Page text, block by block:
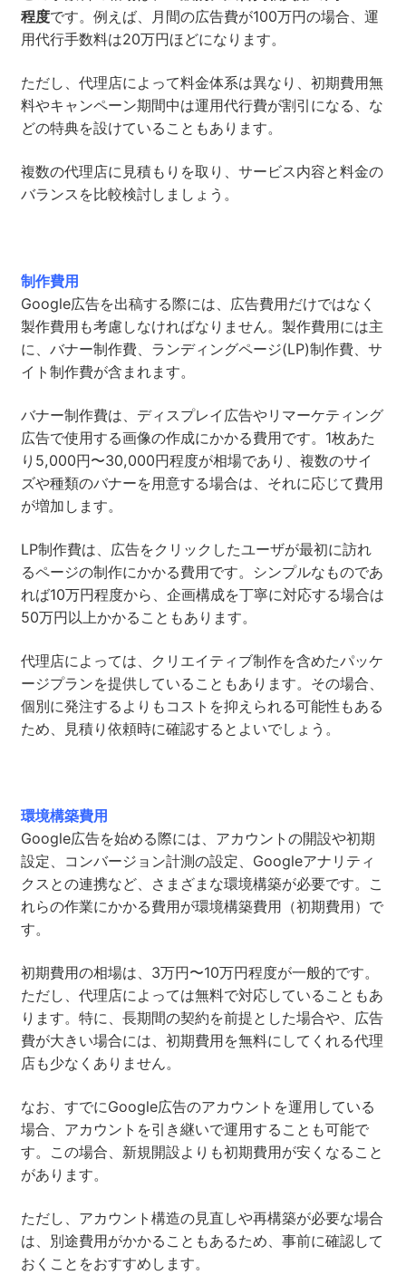
程度です。例えば、月間の広告費が100万円の場合、運
用代行手数料は20万円ほどになります。
ただし、代理店によって料金体系は異なり、初期費用無
料やキャンペーン期間中は運用代行費が割引になる、な
どの特典を設けていることもあります。
複数の代理店に見積もりを取り、サービス内容と料金の
バランスを比較検討しましょう。
制作費用
Google広告を出稿する際には、広告費用だけではなく
製作費用も考慮しなければなりません。製作費用には主
に、バナー制作費、ランディングページ(LP)制作費、サ
イト制作費が含まれます。
バナー制作費は、ディスプレイ広告やリマーケティング
広告で使用する画像の作成にかかる費用です。1枚あた
り5,000円〜30,000円程度が相場であり、複数のサイ
ズや種類のバナーを用意する場合は、それに応じて費用
が増加します。
LP制作費は、広告をクリックしたユーザが最初に訪れ
るページの制作にかかる費用です。シンプルなものであ
れば10万円程度から、企画構成を丁寧に対応する場合は
50万円以上かかることもあります。
代理店によっては、クリエイティブ制作を含めたパッケ
ージプランを提供していることもあります。その場合、
個別に発注するよりもコストを抑えられる可能性もある
ため、見積り依頼時に確認するとよいでしょう。
環境構築費用
Google広告を始める際には、アカウントの開設や初期
設定、コンバージョン計測の設定、Googleアナリティ
クスとの連携など、さまざまな環境構築が必要です。こ
れらの作業にかかる費用が環境構築費用（初期費用）で
す。
初期費用の相場は、3万円〜10万円程度が一般的です。
ただし、代理店によっては無料で対応していることもあ
ります。特に、長期間の契約を前提とした場合や、広告
費が大きい場合には、初期費用を無料にしてくれる代理
店も少なくありません。
なお、すでにGoogle広告のアカウントを運用している
場合、アカウントを引き継いで運用することも可能で
す。この場合、新規開設よりも初期費用が安くなること
があります。
ただし、アカウント構造の見直しや再構築が必要な場合
は、別途費用がかかることもあるため、事前に確認して
おくことをおすすめします。